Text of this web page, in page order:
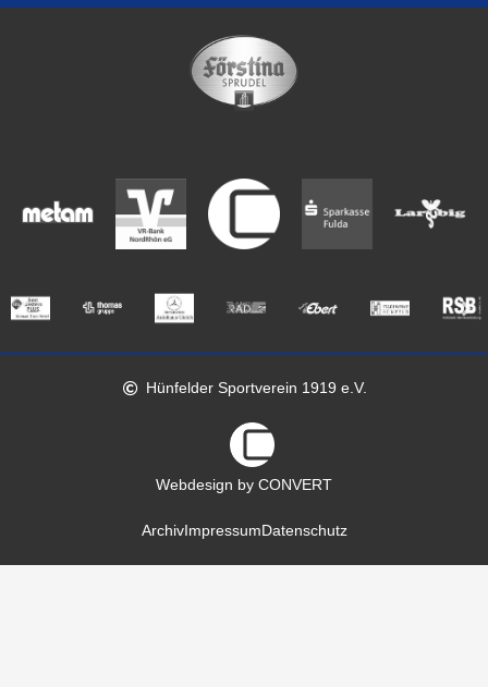
Hünfelder Sportverein 1919 e.V.
Webdesign by CONVERT
ArchivImpressumDatenschutz